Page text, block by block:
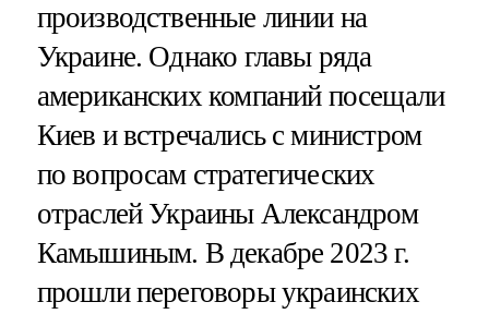
производственные линии на
Украине. Однако главы ряда
американских компаний посещали
Киев и встречались с министром
по вопросам стратегических
отраслей Украины Александром
Камышиным. В декабре 2023 г.
прошли переговоры украинских